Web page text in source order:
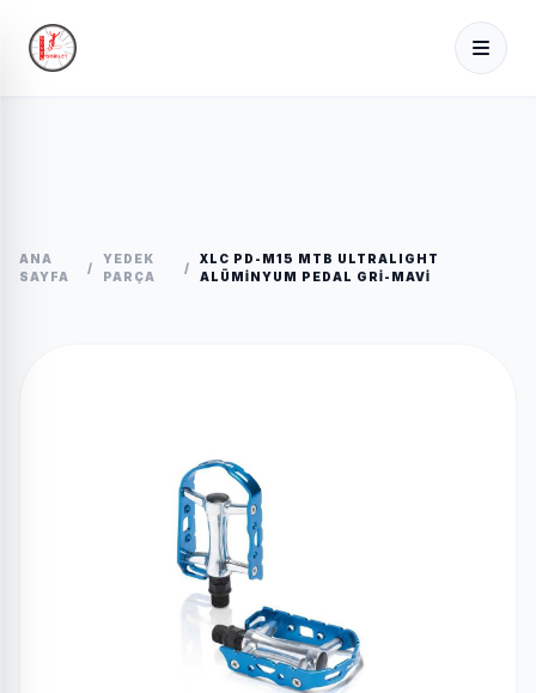
ANA
SAYFA
/
YEDEK
PARÇA
/
XLC PD-M15 MTB ULTRALIGHT
ALÜMINYUM PEDAL GRI-MAVI